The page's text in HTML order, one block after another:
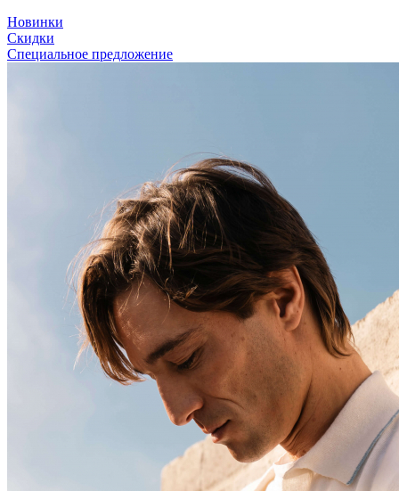
Новинки
Скидки
Специальное предложение